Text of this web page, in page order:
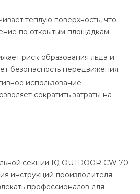
теплую поверхность, что
по открытым площадкам
риск образования льда и
безопасность передвижения.
использование
сократить затраты на
секции IQ OUTDOOR CW 70
инструкций производителя.
профессионалов для